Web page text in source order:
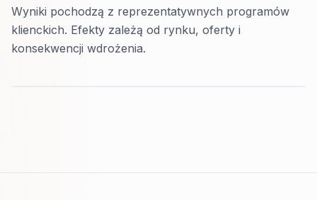
Wyniki pochodzą z reprezentatywnych programów
klienckich. Efekty zależą od rynku, oferty i
konsekwencji wdrożenia.